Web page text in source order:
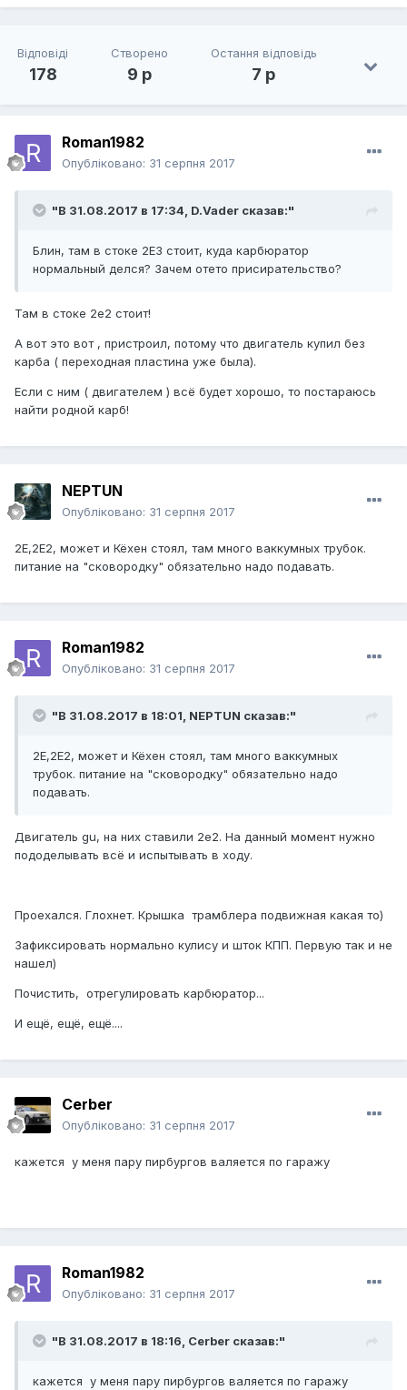
Відповіді
178
Створено
9 р
Остання відповідь
7 р
Roman1982
Опубліковано: 31 серпня 2017
"В 31.08.2017 в 17:34, D.Vader сказав:"
Блин, там в стоке 2Е3 стоит, куда карбюратор
нормальный делся? Зачем отето присирательство?
Там в стоке 2е2 стоит!
А вот это вот , пристроил, потому что двигатель купил без
карба ( переходная пластина уже была).
Если с ним ( двигателем ) всё будет хорошо, то постараюсь
найти родной карб!
NEPTUN
Опубліковано: 31 серпня 2017
2Е,2Е2, может и Кёхен стоял, там много ваккумных трубок.
питание на "сковородку" обязательно надо подавать.
Roman1982
Опубліковано: 31 серпня 2017
"В 31.08.2017 в 18:01, NEPTUN сказав:"
2Е,2Е2, может и Кёхен стоял, там много ваккумных
трубок. питание на "сковородку" обязательно надо
подавать.
Двигатель gu, на них ставили 2е2. На данный момент нужно
пододелывать всё и испытывать в ходу.
Проехался. Глохнет. Крышка трамблера подвижная какая то)
Зафиксировать нормально кулису и шток КПП. Первую так и не
нашел)
Почистить, отрегулировать карбюратор...
И ещё, ещё, ещё....
Cerber
Опубліковано: 31 серпня 2017
кажется у меня пару пирбургов валяется по гаражу
Roman1982
Опубліковано: 31 серпня 2017
"В 31.08.2017 в 18:16, Cerber сказав:"
кажется у меня пару пирбургов валяется по гаражу